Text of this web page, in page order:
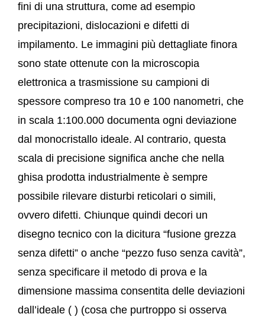
fini di una struttura, come ad esempio
precipitazioni, dislocazioni e difetti di
impilamento. Le immagini più dettagliate finora
sono state ottenute con la microscopia
elettronica a trasmissione su campioni di
spessore compreso tra 10 e 100 nanometri, che
in scala 1:100.000 documenta ogni deviazione
dal monocristallo ideale. Al contrario, questa
scala di precisione significa anche che nella
ghisa prodotta industrialmente è sempre
possibile rilevare disturbi reticolari o simili,
ovvero difetti. Chiunque quindi decori un
disegno tecnico con la dicitura “fusione grezza
senza difetti” o anche “pezzo fuso senza cavità”,
senza specificare il metodo di prova e la
dimensione massima consentita delle deviazioni
dall’ideale ( ) (cosa che purtroppo si osserva